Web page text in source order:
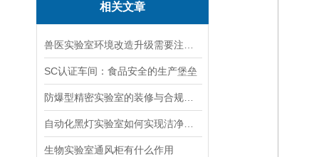
相关文章
SC认证车间：食品安全的生产堡垒
生物实验室通风柜有什么作用